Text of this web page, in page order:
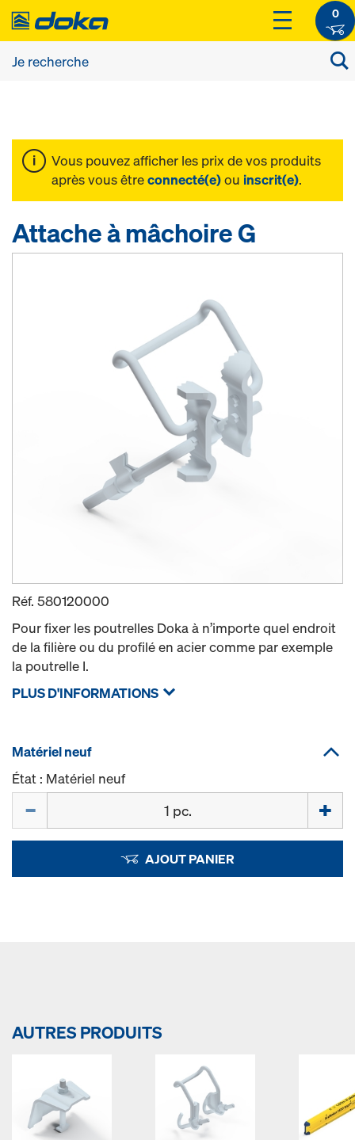
0
Vous pouvez afficher les prix de vos produits
après vous êtreconnecté(e)ou inscrit(e).
Attache à mâchoire G
Réf. 580120000
Pour fixer les poutrelles Doka à n’importe quel endroit
de la filière ou du profilé en acier comme par exemple
la poutrelle I.
PLUS D'INFORMATIONS
Matériel neuf
État : Matériel neuf
AJOUT PANIER
AUTRES PRODUITS